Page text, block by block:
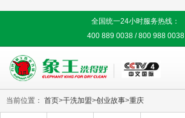
全国统一24小时服务热线：
400 889 0038 / 800 988 0038
当前位置： 首页>干洗加盟>创业故事>重庆